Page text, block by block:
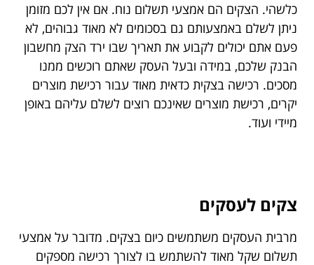
כלשהי. הצקים הם אמצעי תשלום נוח. אם אין לכם מזומן
ניתן לשלם באמצעותם גם בסכומים לא מאוד גבוהים, לא
פעם אתם יכולים לקבוע את תאריך שבו ירד הצק מחשבון
הבנק שלכם, במידה ובעל העסק שאתם רוכשים ממנו
מסכים. רכישה בצקית כדאית מאוד עבור רכישת מוצרים
יקרים, רכישת מוצרים שאינכם רוצים לשלם עליהם באופן
מיידי ועוד.
צקים לעסקים
מרבית העסקים משתמשים כיום בצקים. מדובר על אמצעי
תשלום שקל מאוד להשתמש בו לצורך רכישה מספקים